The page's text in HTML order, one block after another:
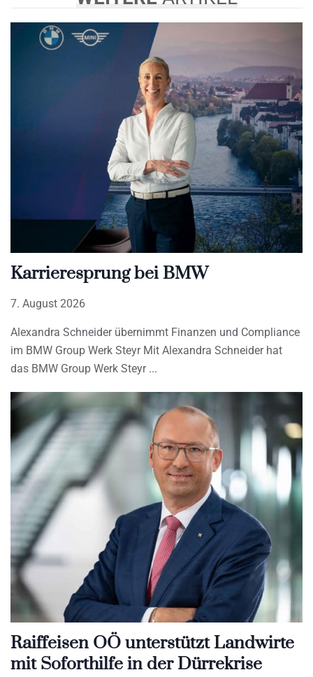
Karrieresprung bei BMW
7. August 2026
Alexandra Schneider übernimmt Finanzen und Compliance
im BMW Group Werk Steyr Mit Alexandra Schneider hat
das BMW Group Werk Steyr
Raiffeisen OÖ unterstützt Landwirte
mit Soforthilfe in der Dürrekrise